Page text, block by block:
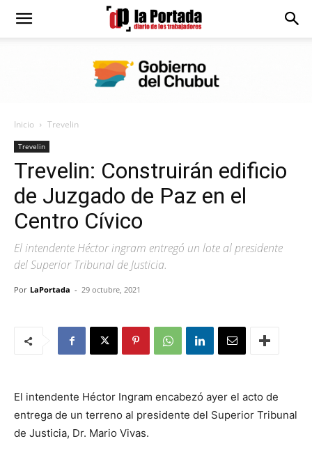
Diario
Portada
Inicio Trevelin
Trevelin
Trevelin: Construirán edificio
de Juzgado de Paz en el
Centro Cívico
El intendente Héctor ingram entregó un lote al presidente
del Superior Tribunal de Justicia.
Por LaPortada - 29 octubre, 2021
El intendente Héctor Ingram encabezó ayer el acto de
entrega de un terreno al presidente del Superior Tribunal
de Justicia, Dr. Mario Vivas.